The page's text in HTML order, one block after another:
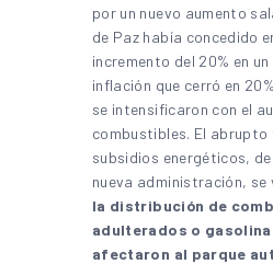
por un nuevo aumento
de Paz había concedido
incremento del 20% en
inflación que cerró en
se intensificaron con el
combustibles. El abrupto
subsidios energéticos,
nueva administración,
la distribución de
adulterados o gasolina
afectaron al parque